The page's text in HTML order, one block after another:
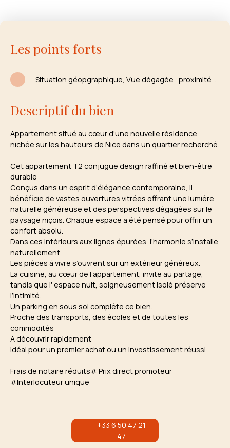
Les points forts
Situation géopgraphique, Vue dégagée , proximité écoles et commerces
Descriptif du bien
Appartement situé au cœur d'une nouvelle résidence
nichée sur les hauteurs de Nice dans un quartier recherché.
Cet appartement T2 conjugue design raffiné et bien-être
durable
Conçus dans un esprit d’élégance contemporaine, il
bénéficie de vastes ouvertures vitrées offrant une lumière
naturelle généreuse et des perspectives dégagées sur le
paysage niçois. Chaque espace a été pensé pour offrir un
confort absolu.
Dans ces intérieurs aux lignes épurées, l’harmonie s’installe
naturellement.
Les pièces à vivre s’ouvrent sur un extérieur généreux.
La cuisine, au cœur de l’appartement, invite au partage,
tandis que l' espace nuit, soigneusement isolé préserve
l’intimité.
Un parking en sous sol complète ce bien.
Proche des transports, des écoles et de toutes les
commodités
A découvrir rapidement
Idéal pour un premier achat ou un investissement réussi
Frais de notaire réduits# Prix direct promoteur
#Interlocuteur unique
+33 6 50 47 21
47